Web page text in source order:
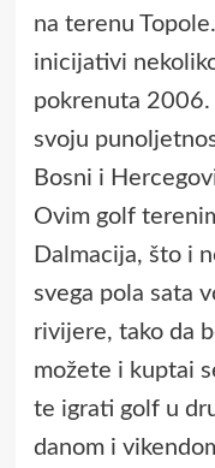
na terenu
inicijativi
pokrenuta 2006.
svoju
Bosni i
Ovim golf
Dalmacija, što i
svega pola sata
rivijere, tako da
možete i kuptai
te igrati golf u
danom i